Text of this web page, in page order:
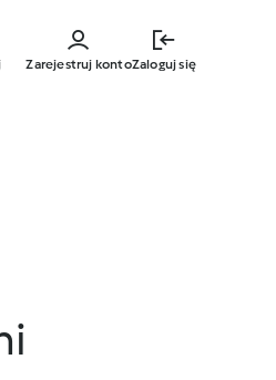
głównej
Zarejestruj kontoZaloguj się